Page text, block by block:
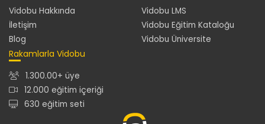
Vidobu Hakkında
İletişim
Blog
Vidobu LMS
Vidobu Eğitim Kataloğu
Vidobu Üniversite
Rakamlarla Vidobu
1.300.00+ üye
12.000 eğitim içeriği
630 eğitim seti